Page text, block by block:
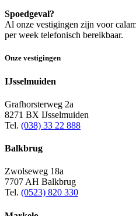
Spoedgeval?
Al onze vestigingen zijn voor
per week telefonisch bereikbaar.
Onze vestigingen
IJsselmuiden
Grafhorsterweg 2a
8271 BX IJsselmuiden
Tel. (038) 33 22 888
Balkbrug
Zwolseweg 18a
7707 AH Balkbrug
Tel. (0523) 820 330